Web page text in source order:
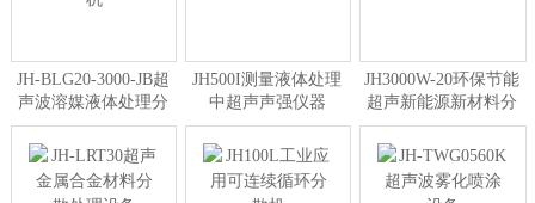
JH-BLG20-3000-JB超
声波溶媒液体处理分
散机
JH500I测量液体处理
中超声声强仪器
JH3000W-20环保节能
超声新能源新材料分
散机